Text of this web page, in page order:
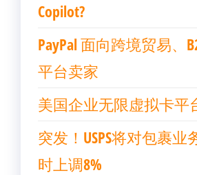
Copilot?
PayPal 面向跨境贸易、
平台卖家
美国企业无限虚拟卡平
突发！USPS将对包裹业
时上调8%